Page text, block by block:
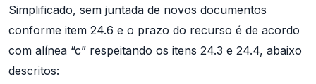
Simplificado, sem juntada de novos documentos
conforme item 24.6 e o prazo do recurso é de acordo
com alínea “c” respeitando os itens 24.3 e 24.4, abaixo
descritos: